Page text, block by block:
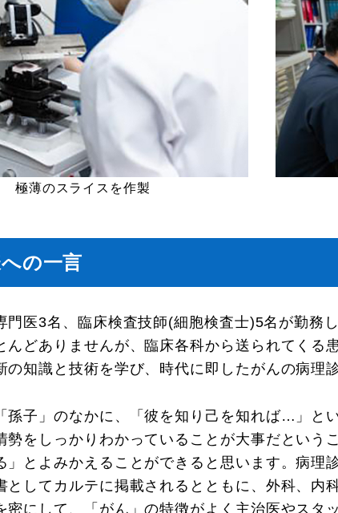
極薄のスライスを作製
の一言
門医3名、臨床検査技師(細胞検査士)5名が勤務
んどありませんが、臨床各科から送られてくる
の知識と技術を学び、時代に即したがんの病理
孫子」のなかに、「彼を知り己を知れば…」と
勢をしっかりわかっていることが大事だという
」とよみかえることができると思います。病
としてカルテに掲載されるとともに、外科、内
密にして、「がん」の特徴がよく主治医やスタ